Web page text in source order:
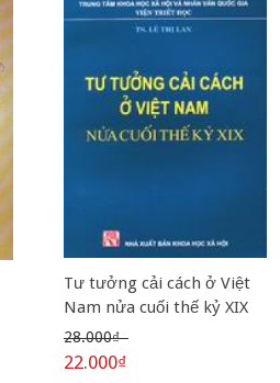
Tư tưởng cải cách ở Việt
Nam nửa cuối thế kỷ XIX
28.000₫
22.000₫